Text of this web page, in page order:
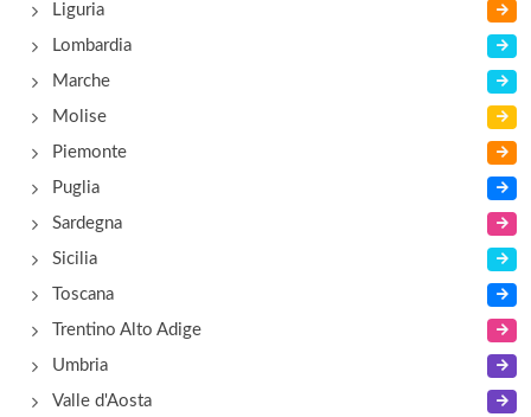
Amarcord Osteria
Liguria
Lombardia
Marche
Molise
Piemonte
Puglia
Sardegna
Sicilia
Toscana
Trentino Alto Adige
Umbria
Valle d'Aosta